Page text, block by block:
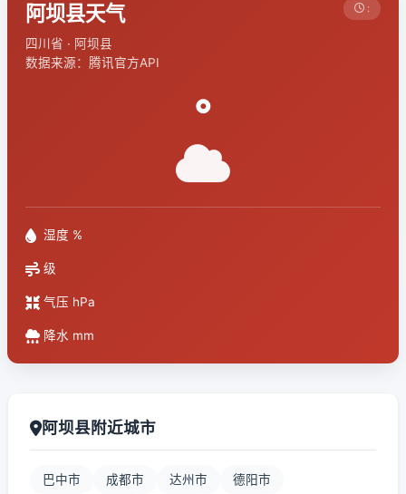
阿坝县天气
四川省 · 阿坝县
数据来源：腾讯官方API
:
°
湿度 %
级
气压 hPa
降水 mm
阿坝县附近城市
巴中市 成都市 达州市 德阳市